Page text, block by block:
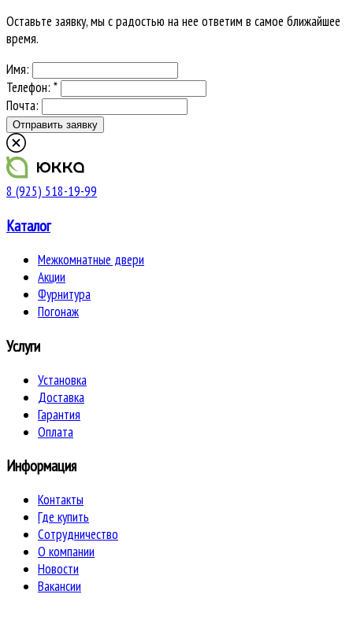
Оставьте заявку, мы с радостью на нее ответим в самое ближайшее
время.
Имя:
Телефон: *
Почта:
8 (925) 518-19-99
Каталог
Межкомнатные двери
Акции
Фурнитура
Погонаж
Услуги
Установка
Доставка
Гарантия
Оплата
Информация
Контакты
Где купить
Сотрудничество
О компании
Новости
Вакансии